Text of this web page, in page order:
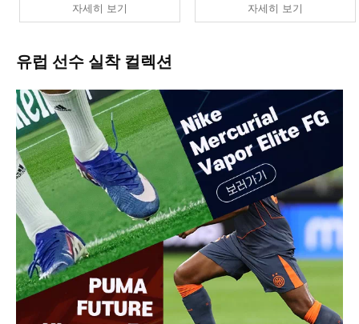
자세히 보기 자세히 보기
유럽 선수 실착 컬렉션